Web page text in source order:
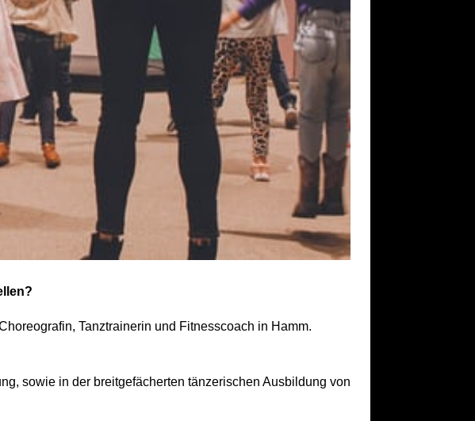
Tanztrainerin und Fitnesscoach in Hamm.
sowie in der breitgefächerten tänzerischen Ausbildung von